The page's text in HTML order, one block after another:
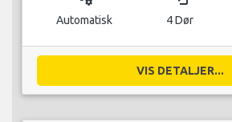
Automatisk 4 Dør
VIS DETALJER...